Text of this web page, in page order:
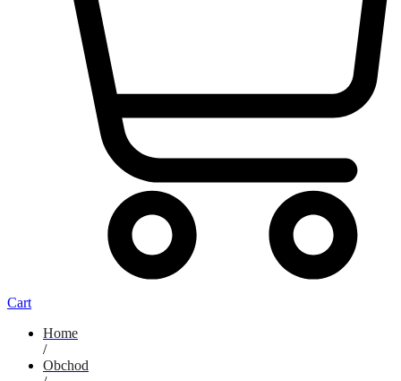
Cart
Home
/
Obchod